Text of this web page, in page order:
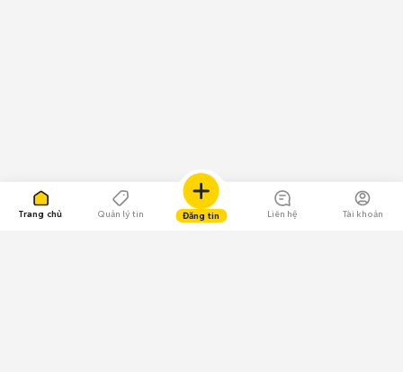
Trang chủ Quản lý tin Đăng tin Liên hệ Tài khoản